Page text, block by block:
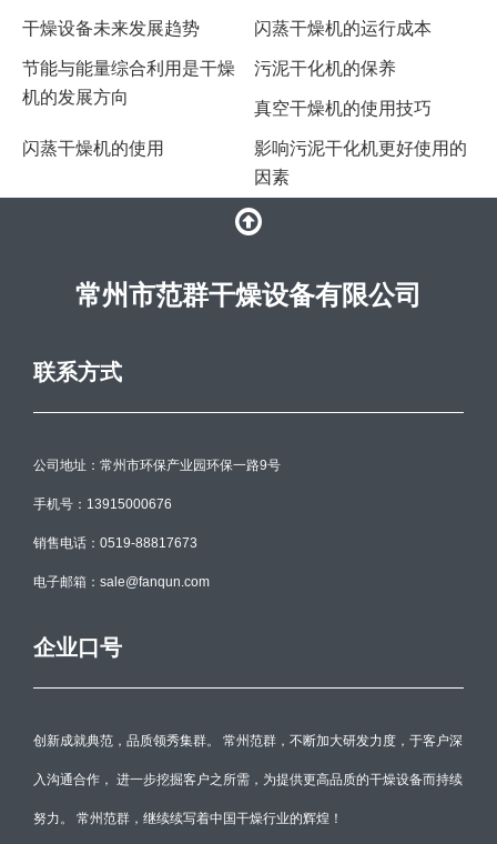
干燥设备未来发展趋势 闪蒸干燥机的运行成本
节能与能量综合利用是干燥
机的发展方向
污泥干化机的保养
真空干燥机的使用技巧
闪蒸干燥机的使用
影响污泥干化机更好使用的
因素
常州市范群干燥设备有限公司
联系方式
公司地址：常州市环保产业园环保一路9号
手机号：13915000676
销售电话：0519-88817673
电子邮箱：sale@fanqun.com
企业口号
创新成就典范，品质领秀集群。 常州范群，不断加大研发力度，于客户深
入沟通合作， 进一步挖掘客户之所需，为提供更高品质的干燥设备而持续
努力。 常州范群，继续续写着中国干燥行业的辉煌！